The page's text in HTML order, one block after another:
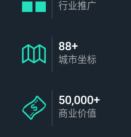
行业推广
88+
城市坐标
50,000+
商业价值